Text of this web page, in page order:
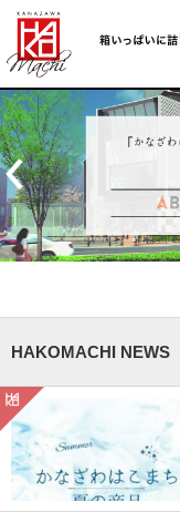
HAKOMACHI NEWS